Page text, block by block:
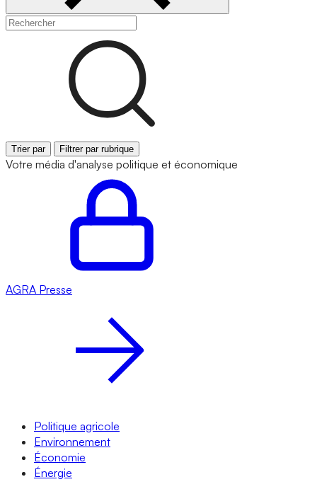
Trier par Filtrer par rubrique
Votre média d'analyse politique et économique
AGRA Presse
Politique agricole
Environnement
Économie
Énergie